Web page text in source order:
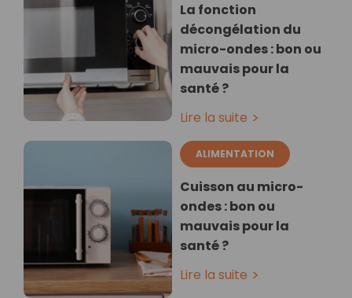
La fonction
décongélation du
micro-ondes : bon ou
mauvais pour la
santé ?
Lire la suite
ALIMENTATION
Cuisson au micro-
ondes : bon ou
mauvais pour la
santé ?
Lire la suite